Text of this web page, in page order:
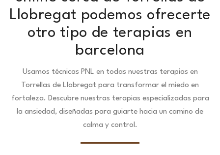
Llobregat podemos ofrecerte
otro tipo de terapias en
barcelona
Usamos técnicas PNL en todas nuestras terapias en
Torrellas de Llobregat para transformar el miedo en
fortaleza. Descubre nuestras terapias especializadas para
la ansiedad, diseñadas para guiarte hacia un camino de
calma y control.